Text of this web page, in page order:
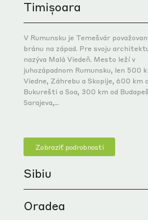
Timișoara
V Rumunsku je Temešvár
bránu na západ. Pre svoju
nazýva Malá Viedeň. Mesto leží v
juhozápadnom Rumunsku, len 500
Viedne, Záhrebu a Skopije, 600 km
Bukurešti a Soa, 300 km od
Sarajeva,...
Zobraziť podrobnosti
Sibiu
Sibiu je pulzujúci región známy svojim
Oradea